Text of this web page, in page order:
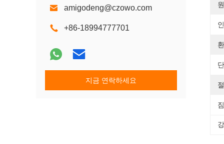
amigodeng@czowo.com
+86-18994777701
지금 연락하세요